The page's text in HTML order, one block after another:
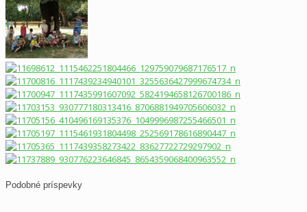
Podobné príspevky